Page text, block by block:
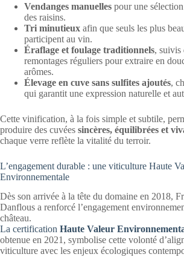
Vendanges manuelles pour une
des raisins.
Tri minutieux afin que seuls les plus
participent au vin.
Éraflage et foulage traditionnels, suivis
remontages réguliers pour extraire en
arômes.
Élevage en cuve sans sulfites ajoutés,
qui garantit une expression naturelle et
Cette vinification, à la fois simple et subtile,
produire des cuvées sincères, équilibrées et
chaque verre reflète la vitalité du terroir.
L’engagement durable : une viticulture Haute
Environnementale
Dès son arrivée à la tête du domaine en 2018,
Danflous a renforcé l’engagement
château.
La certification Haute Valeur
obtenue en 2021, symbolise cette volonté
viticulture avec les enjeux écologiques